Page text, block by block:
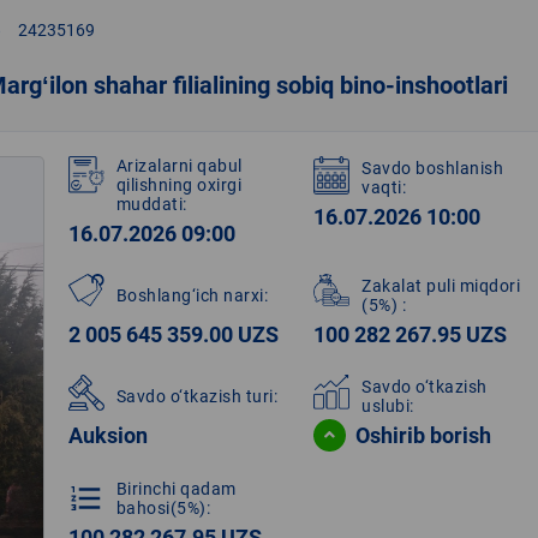
24235169
shahar filialining sobiq bino-inshootlari
Arizalarni qabul
qilishning oxirgi
muddati:
16.07.2026 09:00
Savdo boshlanish
vaqti:
16.07.2026 10:00
Boshlang‘ich narxi:
2 005 645 359.00 UZS
Zakalat puli miqdori
(5%) :
100 282 267.95 UZS
Savdo o‘tkazish turi:
Auksion
Savdo o‘tkazish
uslubi:
Oshirib borish
format_list_numbered
Birinchi qadam
bahosi(5%):